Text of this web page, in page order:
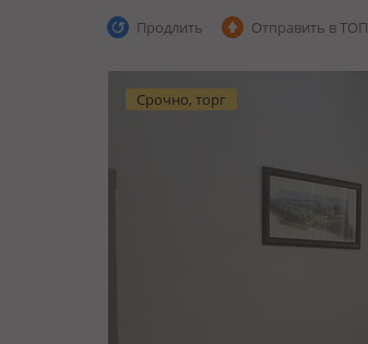
Продлить Отправить в ТОП
Срочно, торг